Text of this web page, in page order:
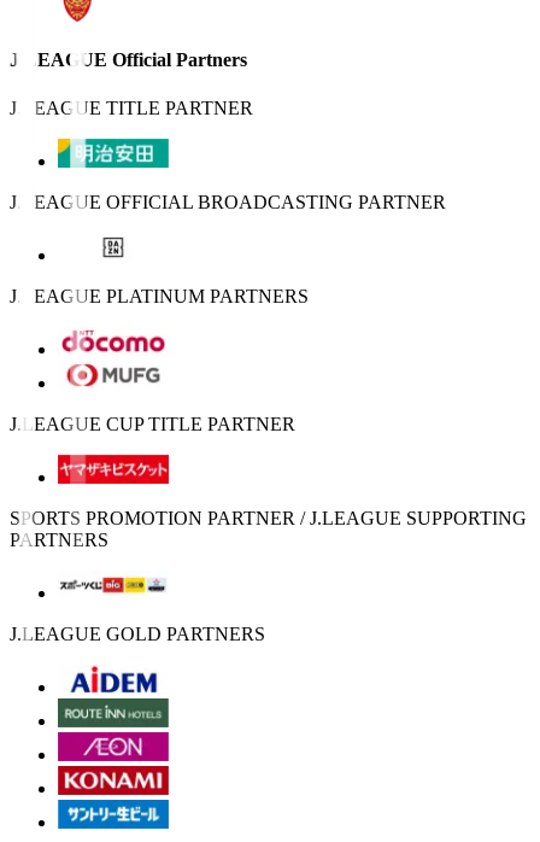
J.LEAGUE Official Partners
J.LEAGUE TITLE PARTNER
J.LEAGUE OFFICIAL BROADCASTING PARTNER
J.LEAGUE PLATINUM PARTNERS
J.LEAGUE CUP TITLE PARTNER
SPORTS PROMOTION PARTNER / J.LEAGUE SUPPORTING
PARTNERS
J.LEAGUE GOLD PARTNERS